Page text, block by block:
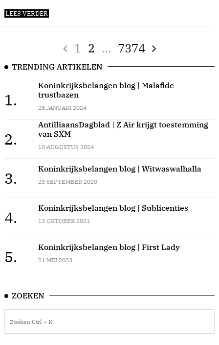
LEES VERDER
1 2 … 7374
TRENDING ARTIKELEN
1.
Koninkrijksbelangen blog | Malafide
trustbazen
28 JANUARI 2024
2.
AntilliaansDagblad | Z Air krijgt toestemming
van SXM
10 AUGUSTUS 2024
3.
Koninkrijksbelangen blog | Witwaswalhalla
23 SEPTEMBER 2020
4.
Koninkrijksbelangen blog | Sublicenties
13 OKTOBER 2021
5.
Koninkrijksbelangen blog | First Lady
21 MEI 2023
ZOEKEN